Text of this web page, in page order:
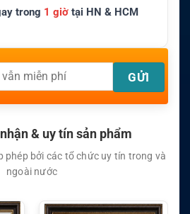
trong 1 giờtại HN & HCM
& uy tín sản phẩm
phép bởi các tổ chức uy tín trong và
ngoài nước